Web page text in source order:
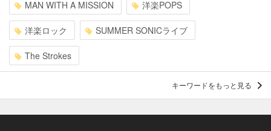
MAN WITH A MISSION 洋楽POPS
洋楽ロック SUMMER SONICライブ
The Strokes
キーワードをもっと見る